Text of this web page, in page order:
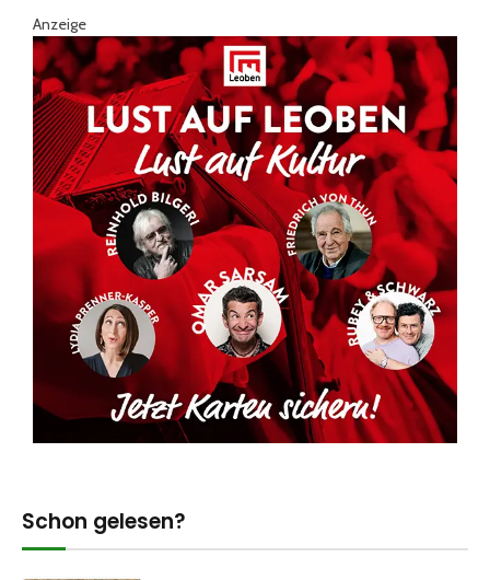
Anzeige
Schon gelesen?